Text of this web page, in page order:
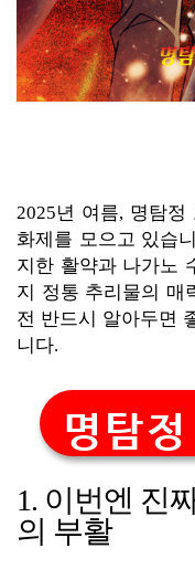
2025년 여름, 명탐정
화제를 모으고 있습
지한 활약과 나가노
지 정통 추리물의 매
전 반드시 알아두면
니다.
명탐
1. 이번엔 진
의 부활